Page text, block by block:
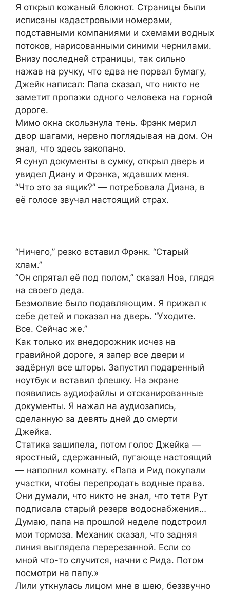
Я открыл кожаный блокнот. Страницы были
исписаны кадастровыми номерами,
подставными компаниями и схемами водных
потоков, нарисованными синими чернилами.
Внизу последней страницы, так сильно
нажав на ручку, что едва не порвал бумагу,
Джейк написал: Папа сказал, что никто не
заметит пропажи одного человека на горной
дороге.
Мимо окна скользнула тень. Фрэнк мерил
двор шагами, нервно поглядывая на дом. Он
знал, что здесь закопано.
Я сунул документы в сумку, открыл дверь и
увидел Диану и Фрэнка, ждавших меня.
“Что это за ящик?” — потребовала Диана, в
её голосе звучал настоящий страх.
“Ничего,” резко вставил Фрэнк. “Старый
хлам.”
“Он спрятал её под полом,” сказал Ноа, глядя
на своего деда.
Безмолвие было подавляющим. Я прижал к
себе детей и показал на дверь. “Уходите.
Все. Сейчас же.”
Как только их внедорожник исчез на
гравийной дороге, я запер все двери и
задёрнул все шторы. Запустил подаренный
ноутбук и вставил флешку. На экране
появились аудиофайлы и отсканированные
документы. Я нажал на аудиозапись,
сделанную за девять дней до смерти
Джейка.
Статика зашипела, потом голос Джейка —
яростный, сдержанный, пугающе настоящий
— наполнил комнату. «Папа и Рид покупали
участки, чтобы перепродать водные права.
Они думали, что никто не знал, что тетя Рут
подписала старый резерв водоснабжения…
Думаю, папа на прошлой неделе подстроил
мои тормоза. Механик сказал, что задняя
линия выглядела перерезанной. Если со
мной что-то случится, начни с Рида. Потом
посмотри на папу.»
Лили уткнулась лицом мне в шею, беззвучно